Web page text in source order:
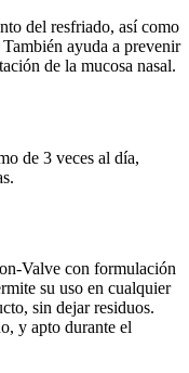
del resfriado, así como
ayuda a prevenir
de la mucosa nasal.
de 3 veces al día,
Valve con formulación
su uso en cualquier
sin dejar residuos.
y apto durante el